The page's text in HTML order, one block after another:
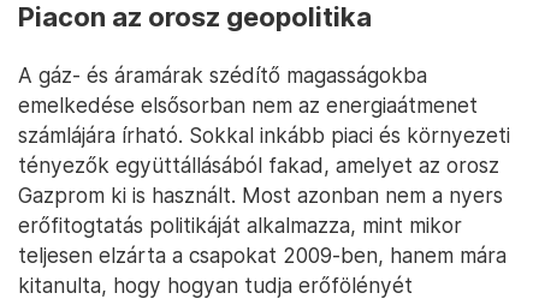
Piacon az orosz geopolitika
A gáz- és áramárak szédítő magasságokba
emelkedése elsősorban nem az energiaátmenet
számlájára írható. Sokkal inkább piaci és környezeti
tényezők együttállásából fakad, amelyet az orosz
Gazprom ki is használt. Most azonban nem a nyers
erőfitogtatás politikáját alkalmazza, mint mikor
teljesen elzárta a csapokat 2009-ben, hanem mára
kitanulta, hogy hogyan tudja erőfölényét